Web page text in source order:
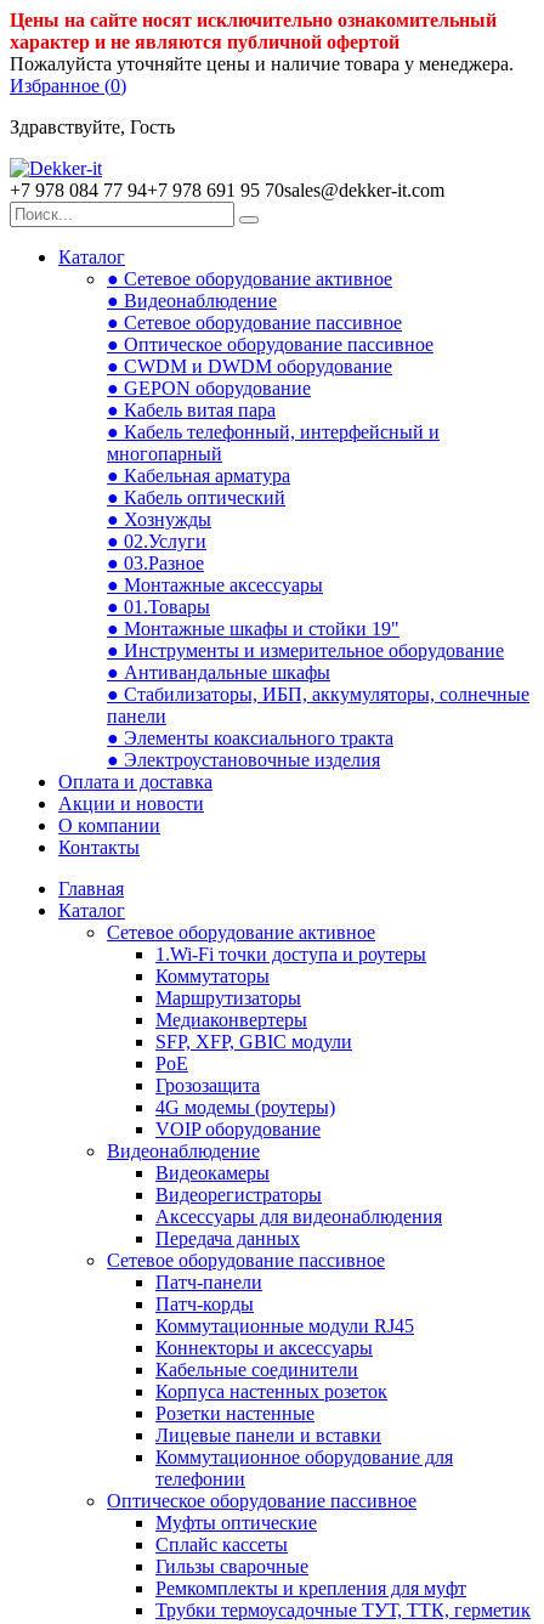
Цены на сайте носят исключительно ознакомительный
характер и не являются публичной офертой
Пожалуйста уточняйте цены и наличие товара у менеджера.
Избранное (0)
Здравствуйте, Гость
+7 978 084 77 94+7 978 691 95 70sales@dekker-it.com
Каталог
● Сетевое оборудование активное
● Видеонаблюдение
● Сетевое оборудование пассивное
● Оптическое оборудование пассивное
● CWDM и DWDM оборудование
● GEPON оборудование
● Кабель витая пара
● Кабель телефонный, интерфейсный и
многопарный
● Кабельная арматура
● Кабель оптический
● Хознужды
● 02.Услуги
● 03.Разное
● Монтажные аксессуары
● 01.Товары
● Монтажные шкафы и стойки 19"
● Инструменты и измерительное оборудование
● Антивандальные шкафы
● Стабилизаторы, ИБП, аккумуляторы, солнечные
панели
● Элементы коаксиального тракта
● Электроустановочные изделия
Оплата и доставка
Акции и новости
О компании
Контакты
Главная
Каталог
Сетевое оборудование активное
1.Wi-Fi точки доступа и роутеры
Коммутаторы
Маршрутизаторы
Медиаконвертеры
SFP, XFP, GBIC модули
PoE
Грозозащита
4G модемы (роутеры)
VOIP оборудование
Видеонаблюдение
Видеокамеры
Видеорегистраторы
Аксессуары для видеонаблюдения
Передача данных
Сетевое оборудование пассивное
Патч-панели
Патч-корды
Коммутационные модули RJ45
Коннекторы и аксессуары
Кабельные соединители
Корпуса настенных розеток
Розетки настенные
Лицевые панели и вставки
Коммутационное оборудование для
телефонии
Оптическое оборудование пассивное
Муфты оптические
Сплайс кассеты
Гильзы сварочные
Ремкомплекты и крепления для муфт
Трубки термоусадочные ТУТ, ТТК, герметик